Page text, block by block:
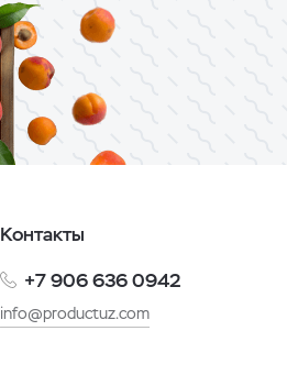
Контакты
+7 906 636 0942
info@productuz.com